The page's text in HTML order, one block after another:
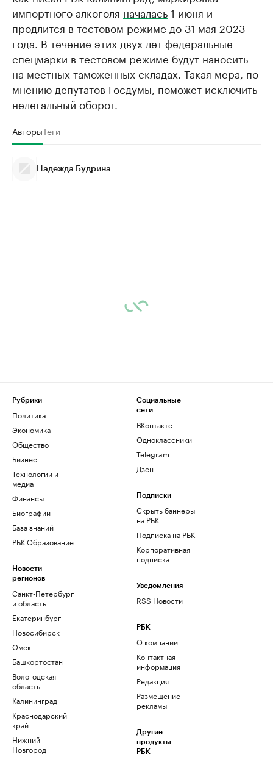
импортного алкоголя началась1 июня и
продлится в тестовом режиме до 31 мая 2023
года. В течение этих двух лет федеральные
спецмарки в тестовом режиме будут наносить
на местных таможенных складах. Такая мера, по
мнению депутатов Госдумы, поможет исключить
нелегальный оборот.
АвторыТеги
Надежда Будрина
Рубрики
Политика
Экономика
Общество
Бизнес
Технологии и
медиа
Финансы
Биографии
База знаний
РБК Образование
Новости
регионов
Санкт-Петербург
и область
Екатеринбург
Новосибирск
Омск
Башкортостан
Вологодская
область
Калининград
Краснодарский
край
Нижний
Новгород
Социальные
сети
ВКонтакте
Одноклассники
Telegram
Дзен
Подписки
Скрыть баннеры
на РБК
Подписка на РБК
Корпоративная
подписка
Уведомления
RSS Новости
РБК
О компании
Контактная
информация
Редакция
Размещение
рекламы
Другие
продукты
РБК